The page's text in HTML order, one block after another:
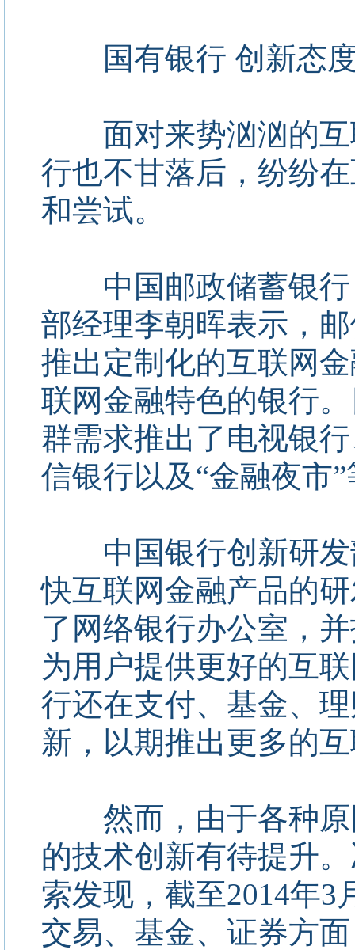
国有银行 创新态度
面对来势汹汹的互
行也不甘落后，纷纷
和尝试。
中国邮政储蓄银行
部经理李朝晖表示，
推出定制化的互联网
联网金融特色的银行
群需求推出了电视银
信银行以及“金融夜市
中国银行创新研发
快互联网金融产品的
了网络银行办公室，
为用户提供更好的互
行还在支付、基金、
新，以期推出更多的
然而，由于各种原
的技术创新有待提升
索发现，截至2014年3
交易、基金、证券方